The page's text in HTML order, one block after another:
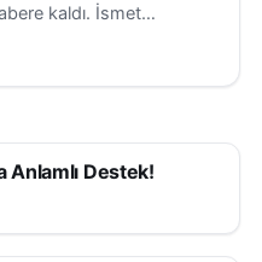
kaldı. İsmet
belirtti.
Anlamlı Destek!